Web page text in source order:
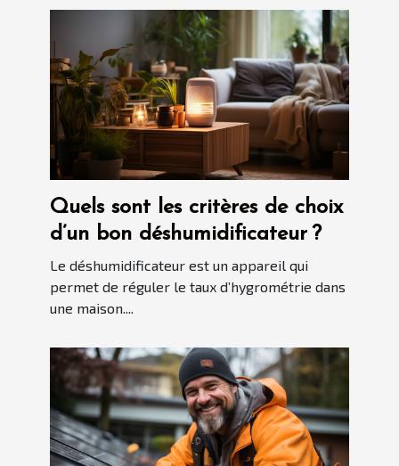
Quels sont les critères de choix
d’un bon déshumidificateur ?
Le déshumidificateur est un appareil qui
permet de réguler le taux d’hygrométrie dans
une maison....